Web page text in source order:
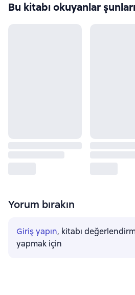
Bu kitabı okuyanlar
Yorum bırakın
Giriş yapın, kitabı
yapmak için